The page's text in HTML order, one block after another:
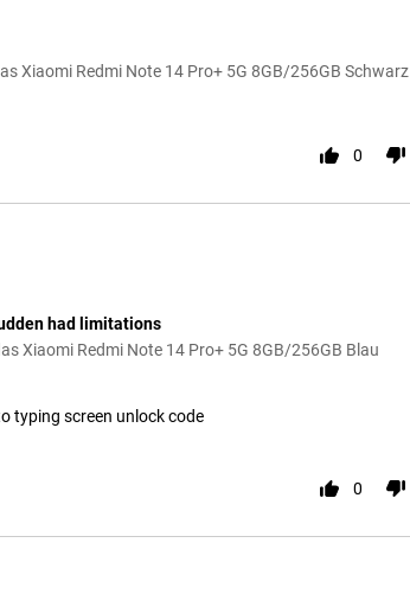
Xiaomi Redmi Note 14 Pro+ 5G 8GB/256GB Schwarz
0
had limitations
Xiaomi Redmi Note 14 Pro+ 5G 8GB/256GB Blau
typing screen unlock code
0